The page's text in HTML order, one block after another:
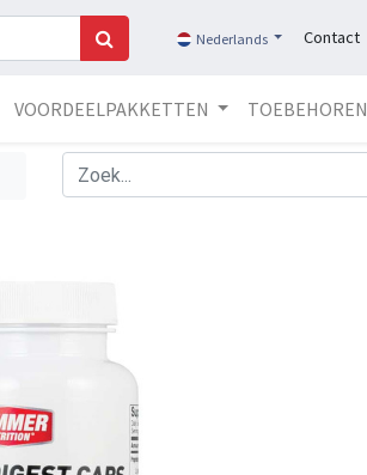
Nederlands Contact
VOORDEELPAKKETTEN TOEBEHOREN